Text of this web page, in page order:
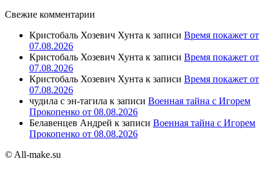
Свежие комментарии
Кристобаль Хозевич Хунта к записи Время покажет от
07.08.2026
Кристобаль Хозевич Хунта к записи Время покажет от
07.08.2026
Кристобаль Хозевич Хунта к записи Время покажет от
07.08.2026
чудила с эн-тагила к записи Военная тайна с Игорем
Прокопенко от 08.08.2026
Белавенцев Андрей к записи Военная тайна с Игорем
Прокопенко от 08.08.2026
© All-make.su